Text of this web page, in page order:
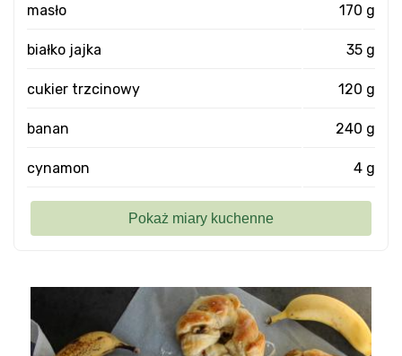
masło 170 g
białko jajka 35 g
cukier trzcinowy 120 g
banan 240 g
cynamon 4 g